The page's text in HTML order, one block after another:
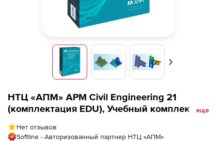
Вперед
НТЦ «АПМ» АРМ Civil Engineering 21
(комплектация EDU), Учебный комплект на
2 локальных ключа)
еще
Нет отзывов
Softline - Авторизованный партнер НТЦ «АПМ»